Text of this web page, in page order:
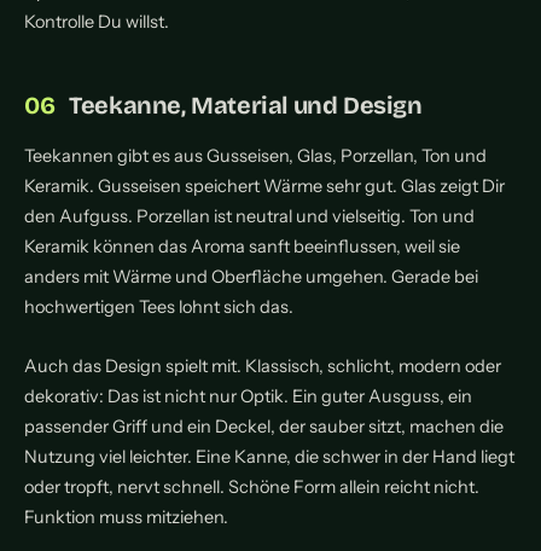
Kontrolle Du willst.
Teekanne, Material und Design
Teekannen gibt es aus Gusseisen, Glas, Porzellan, Ton und
Keramik. Gusseisen speichert Wärme sehr gut. Glas zeigt Dir
den Aufguss. Porzellan ist neutral und vielseitig. Ton und
Keramik können das Aroma sanft beeinflussen, weil sie
anders mit Wärme und Oberfläche umgehen. Gerade bei
hochwertigen Tees lohnt sich das.
Auch das Design spielt mit. Klassisch, schlicht, modern oder
dekorativ: Das ist nicht nur Optik. Ein guter Ausguss, ein
passender Griff und ein Deckel, der sauber sitzt, machen die
Nutzung viel leichter. Eine Kanne, die schwer in der Hand liegt
oder tropft, nervt schnell. Schöne Form allein reicht nicht.
Funktion muss mitziehen.